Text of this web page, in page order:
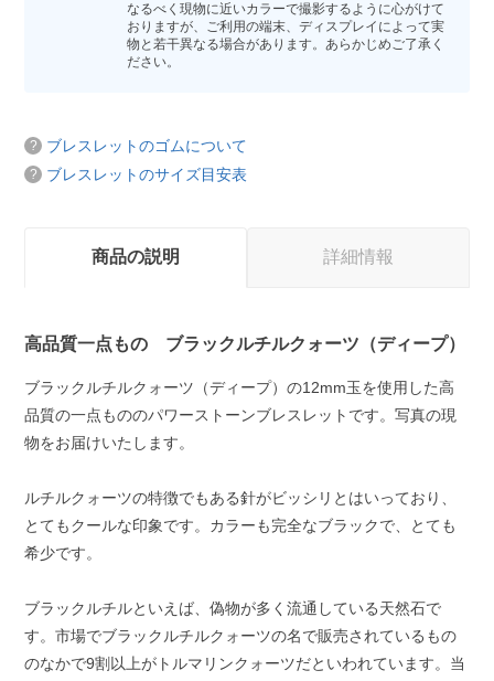
なるべく現物に近いカラーで撮影するように心がけて
おりますが、ご利用の端末、ディスプレイによって実
物と若干異なる場合があります。あらかじめご了承く
ださい。
ブレスレットのゴムについて
ブレスレットのサイズ目安表
商品の説明 詳細情報
高品質一点もの ブラックルチルクォーツ（ディープ）
ブラックルチルクォーツ（ディープ）の12mm玉を使用した高
品質の一点もののパワーストーンブレスレットです。写真の現
物をお届けいたします。
ルチルクォーツの特徴でもある針がビッシリとはいっており、
とてもクールな印象です。カラーも完全なブラックで、とても
希少です。
ブラックルチルといえば、偽物が多く流通している天然石で
す。市場でブラックルチルクォーツの名で販売されているもの
のなかで9割以上がトルマリンクォーツだといわれています。当